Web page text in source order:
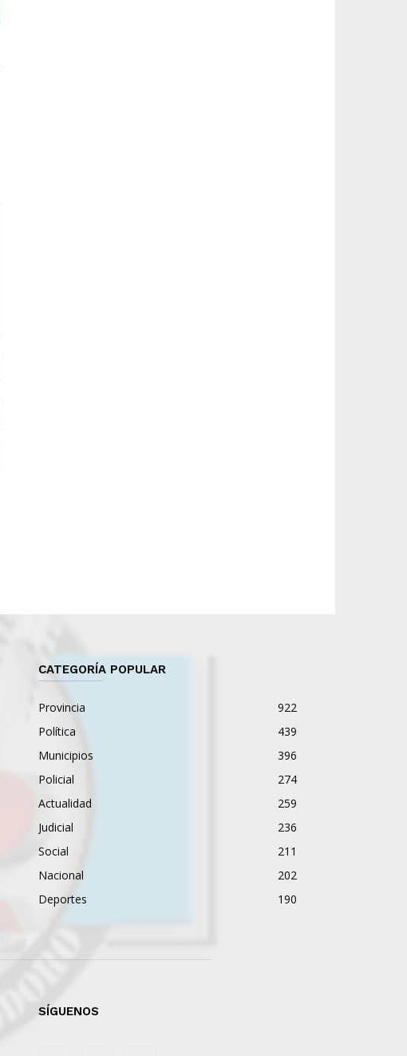
CATEGORÍA POPULAR
Provincia
922
Política
439
Municipios
396
Policial
274
Actualidad
259
Judicial
236
Social
211
Nacional
202
Deportes
190
SÍGUENOS